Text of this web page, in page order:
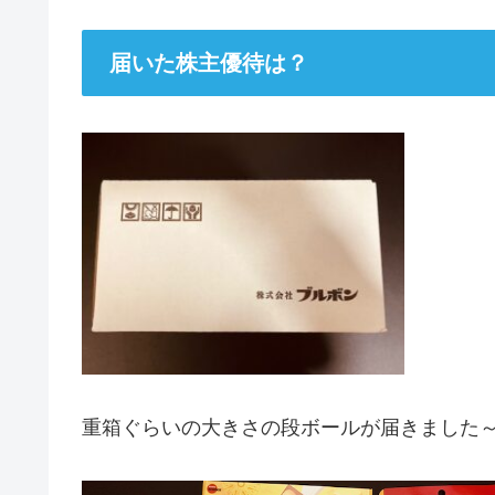
届いた株主優待は？
重箱ぐらいの大きさの段ボールが届きました